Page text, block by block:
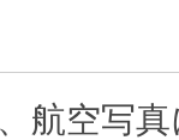
航空写